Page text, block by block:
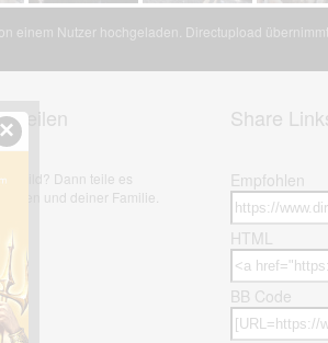
einem Nutzer hochgeladen. Directupload
teilen
Bild? Dann teile es
und deiner Familie.
Share
Empfohlen
HTML
BB Code
×